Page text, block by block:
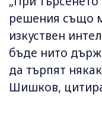
решения също
изкуствен
бъде нито
да търпят
Шишков,